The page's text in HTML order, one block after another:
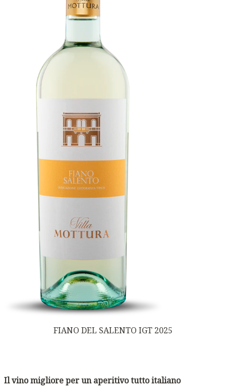
FIANO DEL SALENTO IGT 2025
Il vino migliore per un aperitivo tutto italiano